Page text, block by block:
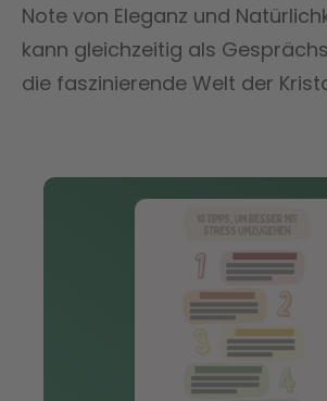
Note von Eleganz und
kann gleichzeitig als
die faszinierende Welt der